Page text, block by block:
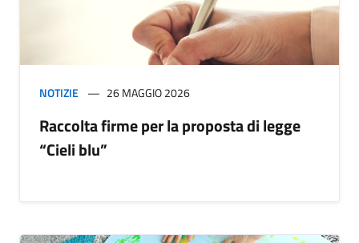
NOTIZIE 26 MAGGIO 2026
Raccolta firme per la proposta di legge
“Cieli blu”